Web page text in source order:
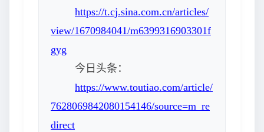
https://t.cj.sina.com.cn/articles/
view/1670984041/m6399316903301f
gyg
今日头条：
https://www.toutiao.com/article/
7628069842080154146/source=m_re
direct